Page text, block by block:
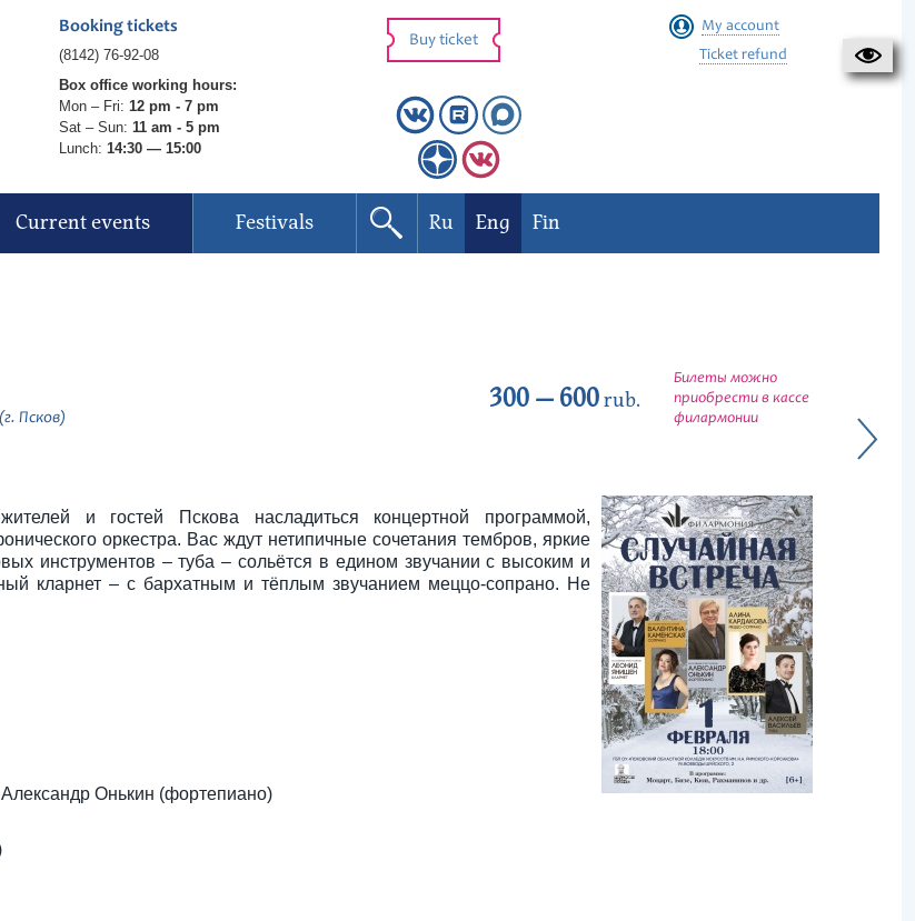
Booking tickets
(8142) 76-92-08
Box office working hours:
Mon – Fri: 12 pm - 7 pm
Sat – Sun: 11 am - 5 pm
Lunch: 14:30 — 15:00
Buy ticket
My account
Ticket refund
Current events Festivals Ru Eng Fin
Псков)
300 — 600rub.
Билеты можно
приобрести в кассе
филармонии
и гостей Пскова насладиться концертной программой,
оркестра. Вас ждут нетипичные сочетания тембров, яркие
инструментов – туба – сольётся в едином звучании с высоким и
кларнет – с бархатным и тёплым звучанием меццо-сопрано. Не
Онькин (фортепиано)